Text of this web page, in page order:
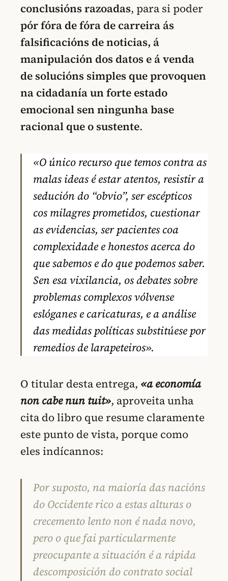
conclusións razoadas, para si poder
pór fóra de fóra de carreira ás
falsificacións de noticias, á
manipulación dos datos e á venda
de solucións simples que provoquen
na cidadanía un forte estado
emocional sen ningunha base
racional que o sustente.
«O único recurso que temos contra as
malas ideas é estar atentos, resistir a
sedución do “obvio”, ser escépticos
cos milagres prometidos, cuestionar
as evidencias, ser pacientes coa
complexidade e honestos acerca do
que sabemos e do que podemos saber.
Sen esa vixilancia, os debates sobre
problemas complexos vólvense
eslóganes e caricaturas, e a análise
das medidas políticas substitúese por
remedios de larapeteiros».
O titular desta entrega, «a economía
non cabe nun tuit», aproveita unha
cita do libro que resume claramente
este punto de vista, porque como
eles indícannos:
Por suposto, na maioría das nacións
do Occidente rico a estas alturas o
crecemento lento non é nada novo,
pero o que fai particularmente
preocupante a situación é a rápida
descomposición do contrato social